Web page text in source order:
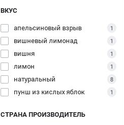
ВКУС
апельсиновый взрыв
1
вишневый лимонад 1
вишня 1
лимон 1
натуральный 8
пунш из кислых яблок 1
СТРАНА ПРОИЗВОДИТЕЛЬ